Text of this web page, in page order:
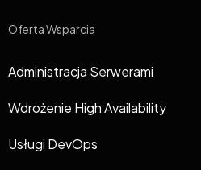
Oferta Wsparcia
Administracja Serwerami
Wdrożenie High Availability
Usługi DevOps